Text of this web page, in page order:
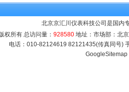
北京京汇川仪表科技公司是国内
权所有 总访问量： 928580 地址：市场部：北
电话：010-82124619 82121435(传真同号)
GoogleSitemap